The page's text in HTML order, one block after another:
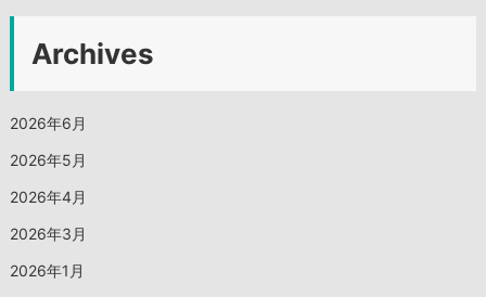
Archives
2026年6月
2026年5月
2026年4月
2026年3月
2026年1月